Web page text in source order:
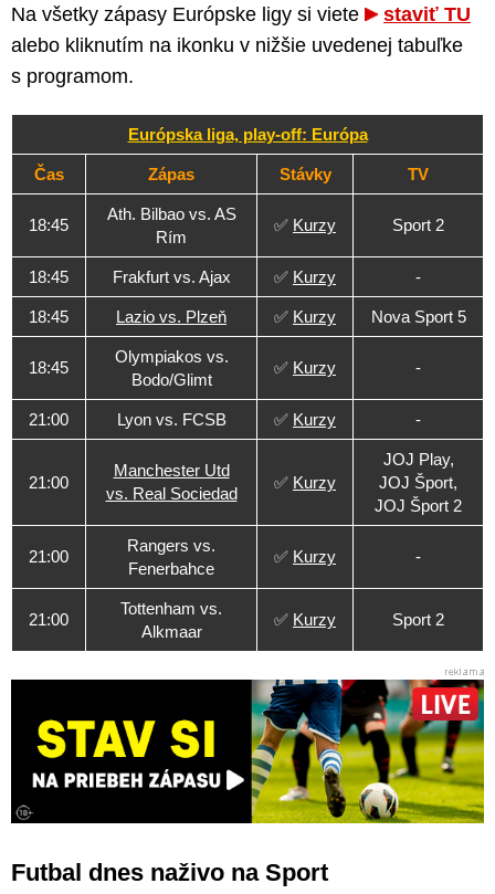
Na všetky zápasy Európske ligy si viete
staviť TU
alebo kliknutím na ikonku v nižšie uvedenej tabuľke
s programom.
Európska liga, play-off: Európa
Čas Zápas Stávky TV
18:45
Ath. Bilbao vs. AS
Rím
✅ Kurzy Sport 2
18:45 Frakfurt vs. Ajax ✅ Kurzy -
18:45 Lazio vs. Plzeň ✅ Kurzy Nova Sport 5
18:45
Olympiakos vs.
Bodo/Glimt
✅ Kurzy -
21:00 Lyon vs. FCSB ✅ Kurzy -
21:00
Manchester Utd
vs. Real Sociedad
✅ Kurzy
JOJ Play,
JOJ Šport,
JOJ Šport 2
21:00
Rangers vs.
Fenerbahce
✅ Kurzy -
21:00
Tottenham vs.
Alkmaar
✅ Kurzy Sport 2
Futbal dnes naživo na Sport